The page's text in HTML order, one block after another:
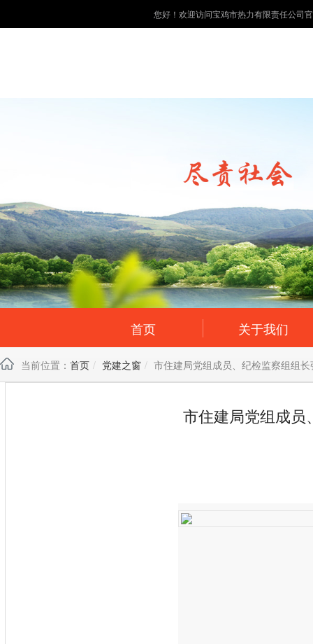
您好！欢迎访问宝鸡市热力有限责任公司
首页 关于我们
当前位置： 首页 党建之窗 市住建局党组成员、纪检监察组组
市住建局党组成员